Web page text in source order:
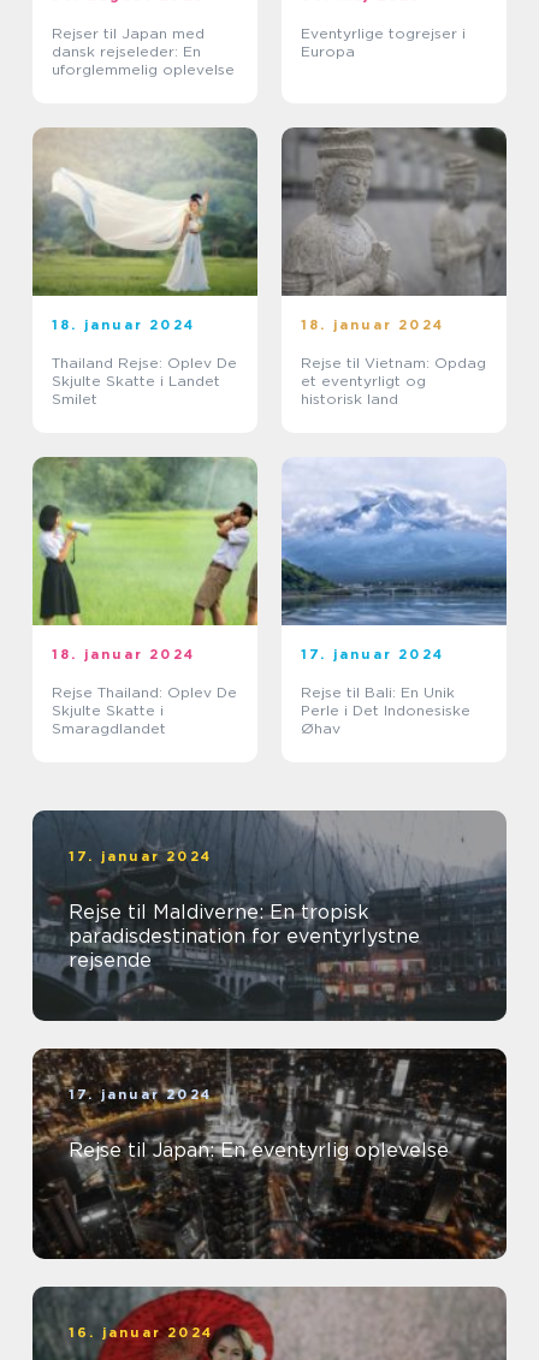
Rejser til Japan med
dansk rejseleder: En
uforglemmelig oplevelse
Eventyrlige togrejser i
Europa
18. januar 2024
Thailand Rejse: Oplev De
Skjulte Skatte i Landet
Smilet
18. januar 2024
Rejse til Vietnam: Opdag
et eventyrligt og
historisk land
18. januar 2024
Rejse Thailand: Oplev De
Skjulte Skatte i
Smaragdlandet
17. januar 2024
Rejse til Bali: En Unik
Perle i Det Indonesiske
Øhav
17. januar 2024
Rejse til Maldiverne: En tropisk
paradisdestination for eventyrlystne
rejsende
17. januar 2024
Rejse til Japan: En eventyrlig oplevelse
16. januar 2024